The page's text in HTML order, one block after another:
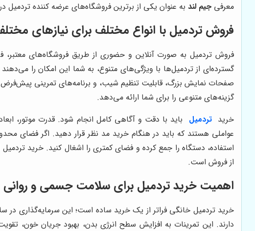
معرفی جیم لندبه عنوان یکی از برترین فروشگاه‌های عرضه کننده تردمیل
فروش تردمیل با انواع مختلف برای نیازهای
فروش تردمیل به صورت آنلاین و حضوری از طریق فروشگاه‌های
گسترده‌ای از تردمیل‌ها با ویژگی‌های متنوع، به شما این امکان را
صفحات نمایش بزرگ، قابلیت تنظیم شیب، و برنامه‌های تمرینی پیش‌فرض
گزینه‌های متنوعی را برای شما ارائه می‌دهد.
خرید تردمیل
عواملی هستند که باید در هنگام خرید مد نظر قرار دهید. اگر فضای
استفاده، دستگاه را جمع کرده و فضای کمتری را اشغال کنید. خرید تردمیل
از فروش است.
اهمیت خرید تردمیل برای سلامت جسمی و روانی
خرید تردمیل خانگی فراتر از یک خرید ساده است؛ این سرمایه‌گذاری
دارند. این تمرینات به افزایش سطح انرژی بدن، بهبود جریان خون،